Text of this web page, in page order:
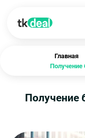
Главная
Получение
Получение